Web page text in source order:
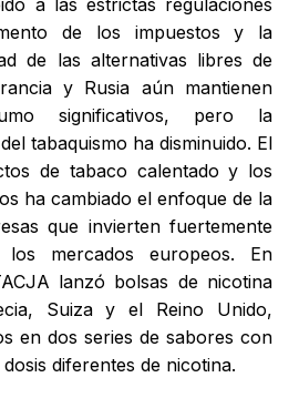
a las estrictas regulaciones
de los impuestos y la
de las alternativas libres de
y Rusia aún mantienen
significativos, pero la
tabaquismo ha disminuido. El
de tabaco calentado y los
ha cambiado el enfoque de la
que invierten fuertemente
mercados europeos. En
lanzó bolsas de nicotina
Suiza y el Reino Unido,
en dos series de sabores con
diferentes de nicotina.